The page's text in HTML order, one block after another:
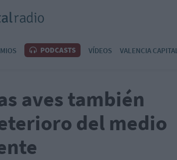
PODCASTS VÍDEOS VALENCIA CAPITAL
aves también
del medio